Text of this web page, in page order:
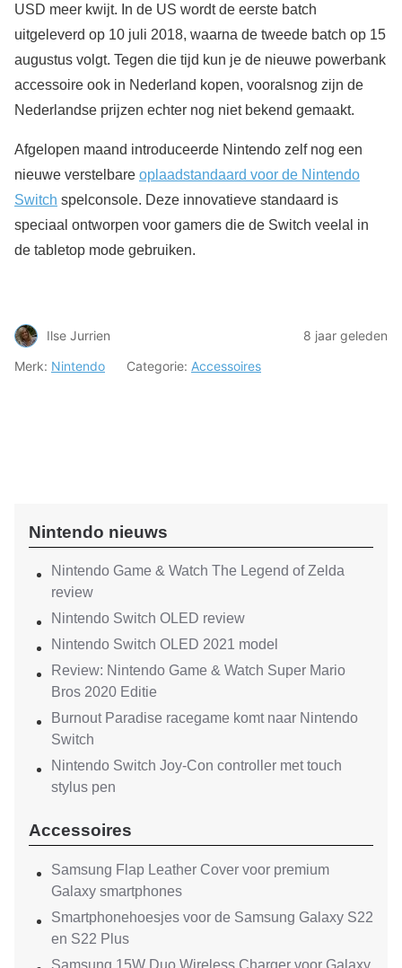
USD meer kwijt. In de US wordt de eerste batch
uitgeleverd op 10 juli 2018, waarna de tweede batch op 15
augustus volgt. Tegen die tijd kun je de nieuwe powerbank
accessoire ook in Nederland kopen, vooralsnog zijn de
Nederlandse prijzen echter nog niet bekend gemaakt.
Afgelopen maand introduceerde Nintendo zelf nog een
nieuwe verstelbare oplaadstandaard voor de Nintendo
Switch spelconsole. Deze innovatieve standaard is
speciaal ontworpen voor gamers die de Switch veelal in
de tabletop mode gebruiken.
Ilse Jurrien
8 jaar geleden
Merk: Nintendo Categorie: Accessoires
Nintendo nieuws
Nintendo Game & Watch The Legend of Zelda
review
Nintendo Switch OLED review
Nintendo Switch OLED 2021 model
Review: Nintendo Game & Watch Super Mario
Bros 2020 Editie
Burnout Paradise racegame komt naar Nintendo
Switch
Nintendo Switch Joy-Con controller met touch
stylus pen
Accessoires
Samsung Flap Leather Cover voor premium
Galaxy smartphones
Smartphonehoesjes voor de Samsung Galaxy S22
en S22 Plus
Samsung 15W Duo Wireless Charger voor Galaxy